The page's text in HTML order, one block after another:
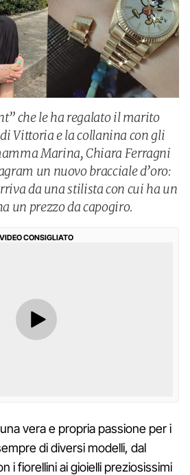
che le ha regalato il marito
Vittoria e la collanina con gli
Marina, Chiara Ferragni
un nuovo bracciale d’oro:
da una stilista con cui ha un
un prezzo da capogiro.
VIDEO CONSIGLIATO
vera e propria passione per i
di diversi modelli, dal
i fiorellini ai gioielli preziosissimi